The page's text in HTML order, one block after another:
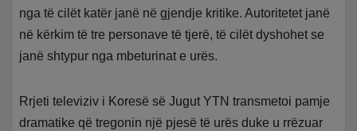
nga të cilët katër janë në gjendje kritike. Autoritetet janë
në kërkim të tre personave të tjerë, të cilët dyshohet se
janë shtypur nga mbeturinat e urës.
Rrjeti televiziv i Koresë së Jugut YTN transmetoi pamje
dramatike që tregonin një pjesë të urës duke u rrëzuar